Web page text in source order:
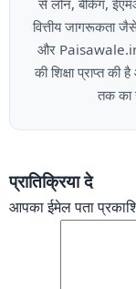
से लोन, बैंकिंग,
वित्तीय जागरूकता
और Paisawale.in
की शिक्षा प्राप्त
तक का
प्रातिक्रिया दे
आपका ईमेल पता